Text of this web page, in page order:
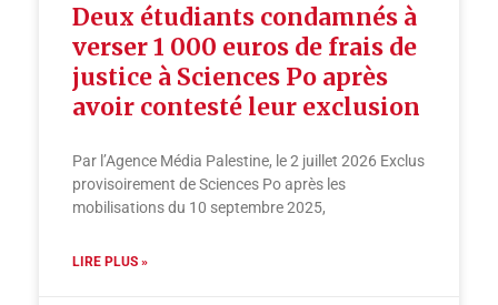
Deux étudiants condamnés à
verser 1 000 euros de frais de
justice à Sciences Po après
avoir contesté leur exclusion
Par l’Agence Média Palestine, le 2 juillet 2026 Exclus
provisoirement de Sciences Po après les
mobilisations du 10 septembre 2025,
LIRE PLUS »